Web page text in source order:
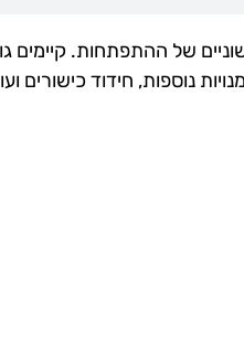
של ההתפתחות. קיימים
נוספות, חידוד כישורים